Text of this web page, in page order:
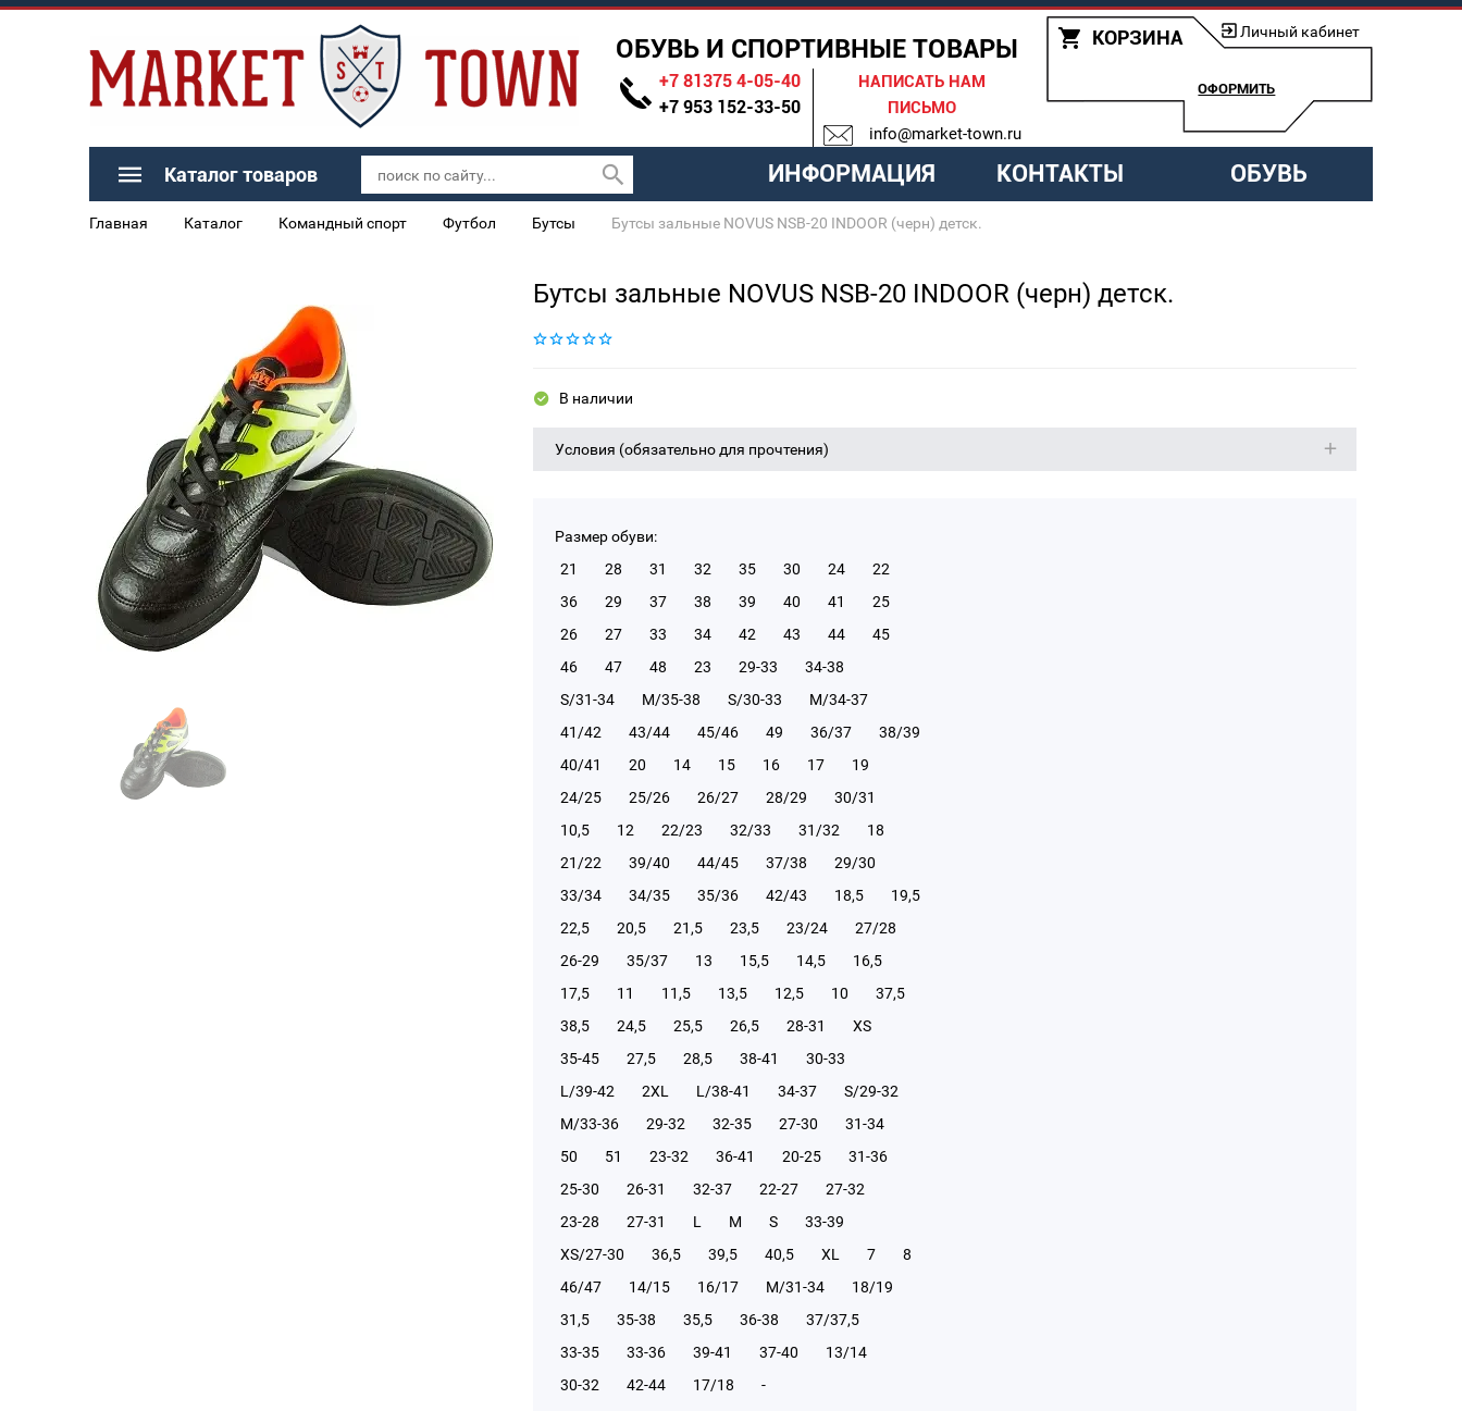
ОБУВЬ И СПОРТИВНЫЕ ТОВАРЫ
+7 81375 4-05-40
+7 953 152-33-50
НАПИСАТЬ НАМ
ПИСЬМО
info@market-town.ru
КОРЗИНА Личный кабинет
ОФОРМИТЬ
Каталог товаров ИНФОРМАЦИЯ КОНТАКТЫ ОБУВЬ
Главная Каталог Командный спорт Футбол Бутсы Бутсы зальные NOVUS NSB-20 INDOOR (черн) детск.
Бутсы зальные NOVUS NSB-20 INDOOR (черн) детск.
В наличии
Условия (обязательно для прочтения)
Размер обуви:
21
28 31 32 35 30 24
22
36
29 37 38 39 40 41
25
26
27 33 34 42 43 44
45
46
47 48 23 29-33
34-38
S/31-34
М/35-38 S/30-33
М/34-37
41/42
43/44 45/46 49 36/37
38/39
40/41
20 14 15 16 17
19
24/25
25/26 26/27 28/29
30/31
10,5
12 22/23 32/33 31/32
18
21/22
39/40 44/45 37/38
29/30
33/34
34/35 35/36 42/43 18,5
19,5
22,5
20,5 21,5 23,5 23/24
27/28
26-29
35/37 13 15,5 14,5
16,5
17,5
11 11,5 13,5 12,5 10
37,5
38,5
24,5 25,5 26,5 28-31
XS
35-45
27,5 28,5 38-41
30-33
L/39-42
2XL L/38-41 34-37
S/29-32
М/33-36
29-32 32-35 27-30
31-34
50
51 23-32 36-41 20-25
31-36
25-30
26-31 32-37 22-27
27-32
23-28
27-31 L M S
33-39
XS/27-30
36,5 39,5 40,5 XL 7
8
46/47
14/15 16/17 М/31-34
18/19
31,5
35-38 35,5 36-38
37/37,5
33-35
33-36 39-41 37-40
13/14
30-32
42-44 17/18 -